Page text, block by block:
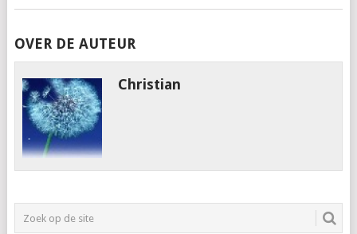
OVER DE AUTEUR
Christian